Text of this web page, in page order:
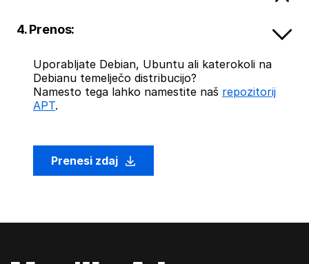
4. Prenos:
Uporabljate Debian, Ubuntu ali katerokoli na
Debianu temelječo distribucijo?
Namesto tega lahko namestite naš repozitorij
APT.
Prenesi zdaj